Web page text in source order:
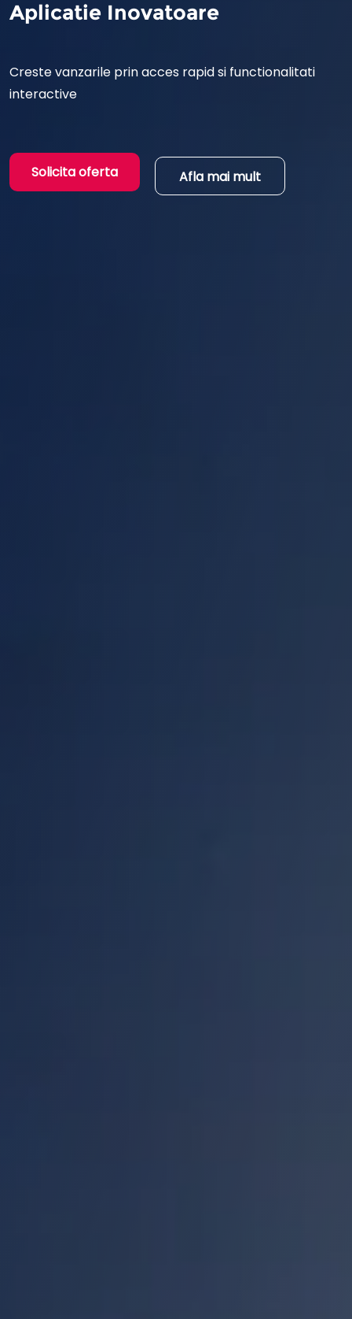
Aplicatie Inovatoare
Creste vanzarile prin acces rapid si functionalitati
interactive
Solicita oferta Afla mai mult